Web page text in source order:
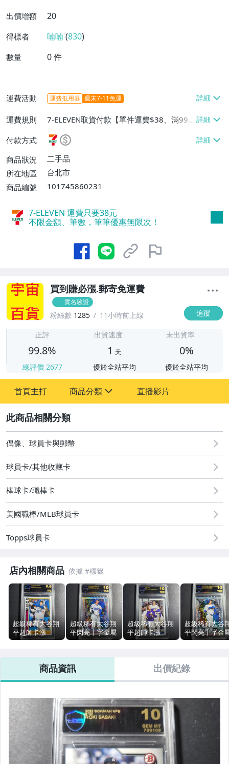
出價增額
20
得標者 喃喃 (830)
數量 0件
運費活動 運費抵用券 週末7-11免運
運費規則
7-ELEVEN取貨付款【單件運費$38、滿999
件或消費滿$999999免運費】、7-ELEVEN
取貨不付款【單件運費$38、滿999件或消
費滿$999999免運費】、郵局掛號【免運
費】
付款方式
商品狀況
二手品
所在地區
台北市
商品編號
101745860231
7-ELEVEN 運費只要38元
不限金額、筆數，筆筆優惠無限次！
買到賺必漲.郵寄免運費
實名驗證
粉絲數 1285 11小時前上線 追蹤
正評
99.8%
總評價 2677
出貨速度
1 天
優於全站平均
未出貨率
0%
優於全站平均
首頁主打 商品分類
偶像、球員卡與郵幣
直播影片
偶像、球員卡與郵幣
球員卡/其他收藏卡
棒球卡/職棒卡
美國職棒/MLB球員卡
Topps球員卡
店內相關商品
超級稀有大谷翔
平超帥卡漲
(2025TOPPS)頂
tBS9.5級鑑定卡
品號3290
超級稀有大谷翔
平閃亮十字金屬
超帥卡漲
CHROME)頂級
黑金雷射標
tBS10級鑑定卡
品號3145
超級稀有大谷翔
平超帥卡漲
(2026TOPPS)頂
tBS10級鑑定卡
品號3130
超級稀有大谷
平閃亮十字金
超帥卡漲
CHROME)頂級
黑金雷射標
tBS10級鑑定卡
品號3143
商品資訊 出價紀錄